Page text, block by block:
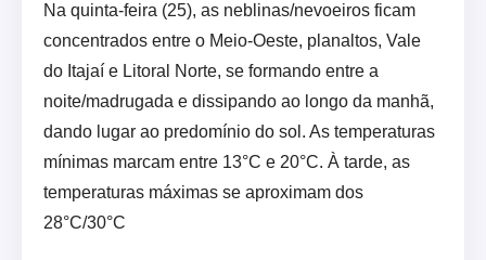
Na quinta-feira (25), as neblinas/nevoeiros ficam
concentrados entre o Meio-Oeste, planaltos, Vale
do Itajaí e Litoral Norte, se formando entre a
noite/madrugada e dissipando ao longo da manhã,
dando lugar ao predomínio do sol. As temperaturas
mínimas marcam entre 13°C e 20°C. À tarde, as
temperaturas máximas se aproximam dos
28°C/30°C